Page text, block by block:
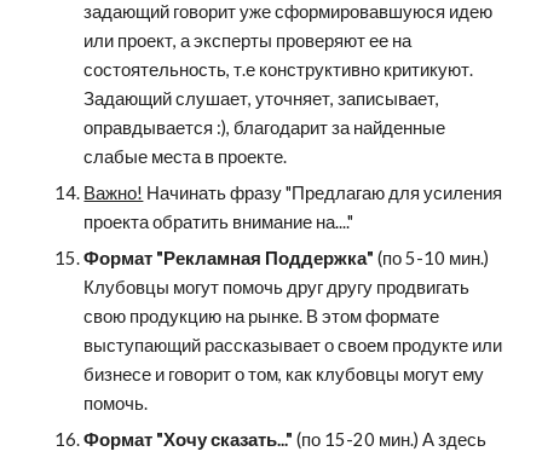
задающий говорит уже сформировавшуюся идею
или проект, а эксперты проверяют ее на
состоятельность, т.е конструктивно критикуют.
Задающий слушает, уточняет, записывает,
оправдывается :), благодарит за найденные
слабые места в проекте.
Важно! Начинать фразу "Предлагаю для усиления
проекта обратить внимание на...."
Формат "Рекламная Поддержка" (по 5-10 мин.)
Клубовцы могут помочь друг другу продвигать
свою продукцию на рынке. В этом формате
выступающий рассказывает о своем продукте или
бизнесе и говорит о том, как клубовцы могут ему
помочь.
Формат "Хочу сказать..." (по 15-20 мин.) А здесь